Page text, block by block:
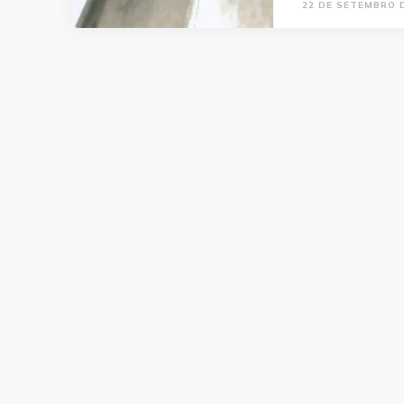
22 DE SETEMBRO